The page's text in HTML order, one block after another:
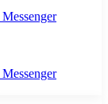
Messenger
Messenger